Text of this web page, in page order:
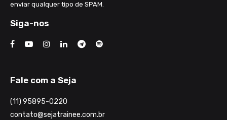
enviar qualquer tipo de SPAM.
Siga-nos
Fale com a Seja
(11) 95895-0220
contato@sejatrainee.com.br